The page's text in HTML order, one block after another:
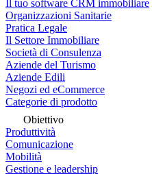
Il tuo software CRM immobiliare
Organizzazioni Sanitarie
Pratica Legale
Il Settore Immobiliare
Società di Consulenza
Aziende del Turismo
Aziende Edili
Negozi ed eCommerce
Categorie di prodotto
Obiettivo
Produttività
Comunicazione
Mobilità
Gestione e leadership